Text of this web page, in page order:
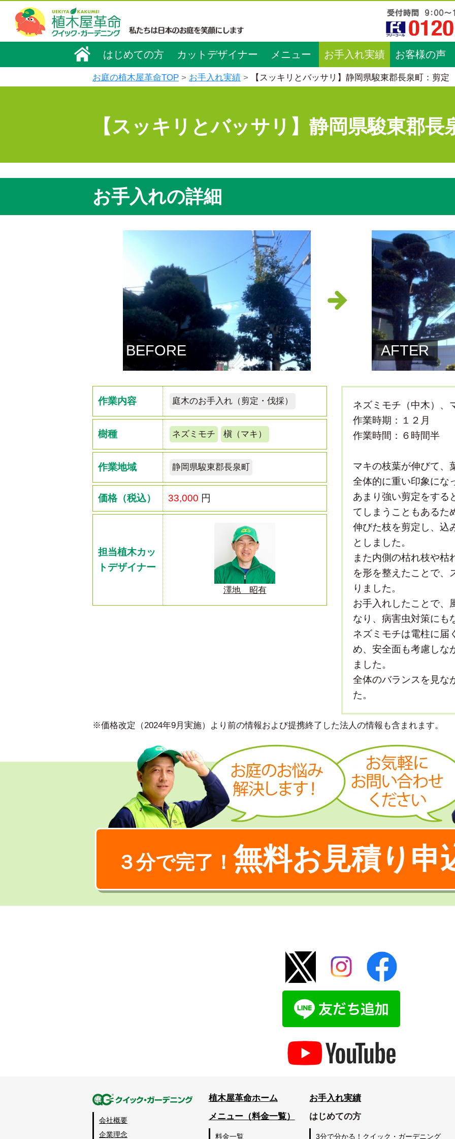
はじめての方 カットデザイナー メニュー お手入れ実績 お客様の声
お庭の植木屋革命TOP お手入れ実績 【スッキリとバッサリ】静岡県駿東郡長泉町：剪定
【スッキリとバッサリ】静岡県駿東郡長
お手入れの詳細
BEFORE AFTER
作業内容 庭木のお手入れ（剪定・伐採）
樹種 ネズミモチ 槇（マキ）
作業地域 静岡県駿東郡長泉町
価格（税込） 33,000 円
担当植木カッ
トデザイナー
澤地 昭有
ネズミモチ（中木）、
作業時期：１２月
作業時間：６時間半
マキの枝葉が伸びて、
全体的に重い印象にな
あまり強い剪定をする
てしまうこともあるた
伸びた枝を剪定し、込
としました。
また内側の枯れ枝や枯
を形を整えたことで、
りました。
お手入れしたことで、
なり、病害虫対策にも
ネズミモチは電柱に届
め、安全面も考慮しな
ました。
全体のバランスを見な
た。
※価格改定（2024年9月実施）より前の情報および提携終了した法人の情報も含まれます。
３分で完了！ 無料お見積り申
会社概要
企業理念
植木屋革命ホーム
メニュー（料金一覧）
料金一覧
お手入れ実績
はじめての方
3分で分かる！クイック・ガーデニング